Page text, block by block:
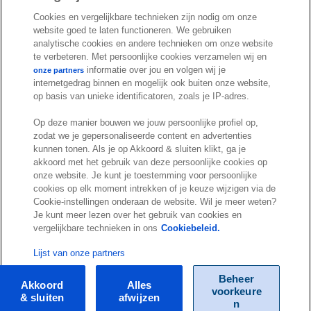
o
o
k
d
I
n
u
b
e
n
s
t
a
g
r
a
m
S
p
o
t
i
f
y
© Exact 2026
Cookie statement
Cookie settings
Marketing preferences
Disclaimer
Site conditions
Terms & conditions
Cookies en vergelijkbare technieken zijn nodig om onze
website goed te laten functioneren. We gebruiken
analytische cookies en andere technieken om onze website
te verbeteren. Met persoonlijke cookies verzamelen wij en
onze partners informatie over jou en volgen wij je
internetgedrag binnen en mogelijk ook buiten onze website,
op basis van unieke identificatoren, zoals je IP-adres.
Op deze manier bouwen we jouw persoonlijke profiel op,
zodat we je gepersonaliseerde content en advertenties
kunnen tonen. Als je op Akkoord & sluiten klikt, ga je
akkoord met het gebruik van deze persoonlijke cookies op
onze website. Je kunt je toestemming voor persoonlijke
cookies op elk moment intrekken of je keuze wijzigen via de
Cookie-instellingen onderaan de website. Wil je meer weten?
Je kunt meer lezen over het gebruik van cookies en
vergelijkbare technieken in ons Cookiebeleid.
Lijst van onze partners
Beheer
voorkeure
n
Alles
afwijzen
Akkoord
& sluiten